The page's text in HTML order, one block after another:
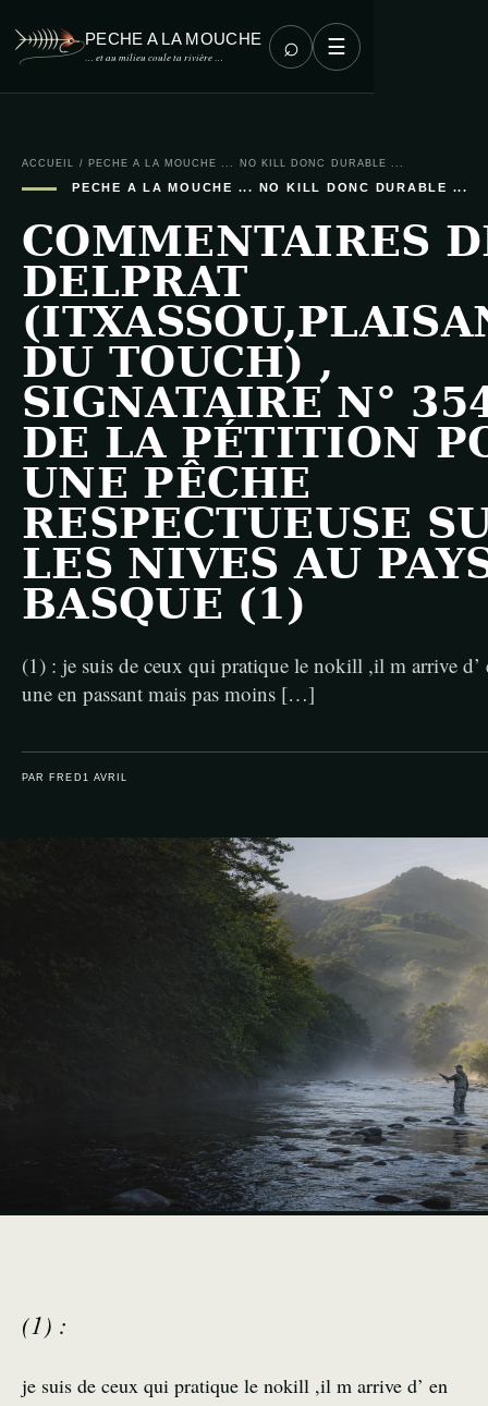
PECHE A LA MOUCHE
… et au milieu coule ta rivière … ⌕ ☰
ACCUEIL / PECHE A LA MOUCHE ... NO KILL DONC DURABLE ...
PECHE A LA MOUCHE ... NO KILL DONC DURABLE ...
COMMENTAIRES
DELPRAT
DU TOUCH) ,
SIGNATAIRE N°
DE LA PÉTITION
UNE PÊCHE
RESPECTUEUSE
LES NIVES AU
BASQUE (1)
(1) : je suis de ceux qui pratique le nokill ,il m arrive d’
une en passant mais pas moins […]
PAR FRED 1 AVRIL
(1) :
je suis de ceux qui pratique le nokill ,il m arrive d’ en